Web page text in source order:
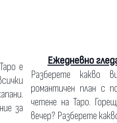
е
за
Ежедневно
Разберете какво
романтичен план с
четене на Таро.
вечер? Разберете